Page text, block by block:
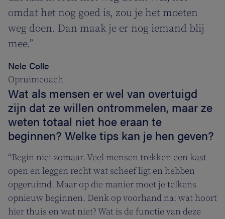
Nele Colle
Opruimcoach
omdat het nog goed is, zou je het moeten
weg doen. Dan maak je er nog iemand blij
mee.”
Wat als mensen er wel van overtuigd
zijn dat ze willen ontrommelen, maar ze
weten totaal niet hoe eraan te
beginnen? Welke tips kan je hen geven?
“Begin niet zomaar. Veel mensen trekken een kast
open en leggen recht wat scheef ligt en hebben
opgeruimd. Maar op die manier moet je telkens
opnieuw beginnen. Denk op voorhand na: wat hoort
hier thuis en wat niet? Wat is de functie van deze